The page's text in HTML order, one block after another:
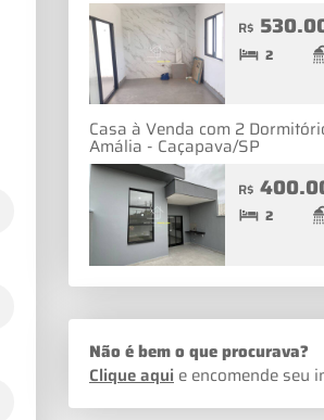
R$
2
Casa à Venda com 2
Amália - Caçapava/SP
R$
2
Não é bem o que procurava?
Clique aqui e encomende seu